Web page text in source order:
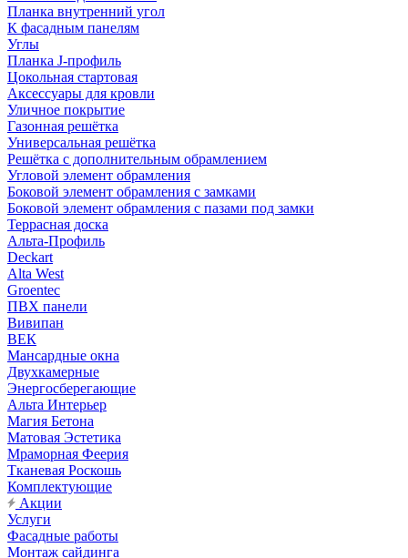
Планка внутренний угол
К фасадным панелям
Углы
Планка J-профиль
Цокольная стартовая
Аксессуары для кровли
Уличное покрытие
Газонная решётка
Универсальная решётка
Решётка с дополнительным обрамлением
Угловой элемент обрамления
Боковой элемент обрамления с замками
Боковой элемент обрамления с пазами под замки
Террасная доска
Альта-Профиль
Deckart
Alta West
Groentec
ПВХ панели
Вивипан
ВЕК
Мансардные окна
Двухкамерные
Энергосберегающие
Альта Интерьер
Магия Бетона
Матовая Эстетика
Мраморная Феерия
Тканевая Роскошь
Комплектующие
Акции
Услуги
Фасадные работы
Монтаж сайдинга